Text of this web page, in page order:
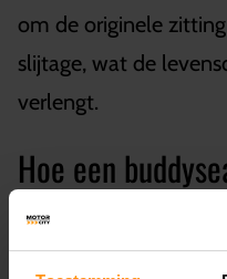
om de originele
slijtage, wat de
verlengt.
Hoe een
transformeert
Een nieuwe